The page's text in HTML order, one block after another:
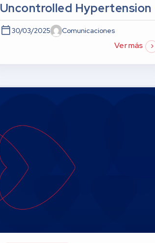
Uncontrolled Hypertension
30/03/2025 Comunicaciones
Ver más